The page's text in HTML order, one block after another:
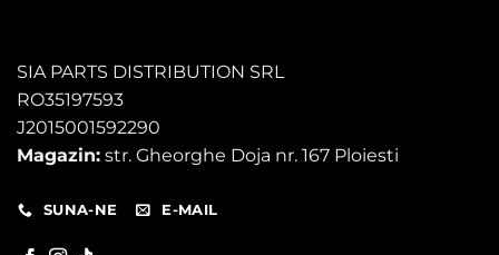
SIA PARTS DISTRIBUTION SRL
RO35197593
J2015001592290
Magazin: str. Gheorghe Doja nr. 167 Ploiesti
SUNA-NE E-MAIL